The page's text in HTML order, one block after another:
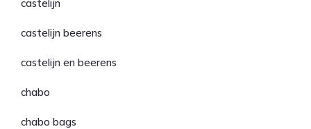
castelijn
castelijn beerens
castelijn en beerens
chabo
chabo bags